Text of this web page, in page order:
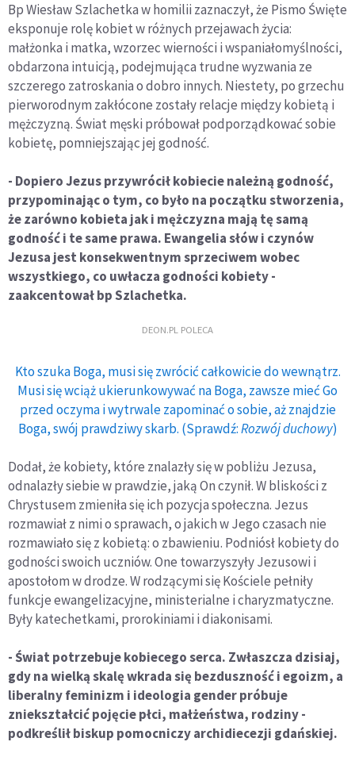
Bp Wiesław Szlachetka w homilii zaznaczył, że Pismo Święte
eksponuje rolę kobiet w różnych przejawach życia:
małżonka i matka, wzorzec wierności i wspaniałomyślności,
obdarzona intuicją, podejmująca trudne wyzwania ze
szczerego zatroskania o dobro innych. Niestety, po grzechu
pierworodnym zakłócone zostały relacje między kobietą i
mężczyzną. Świat męski próbował podporządkować sobie
kobietę, pomniejszając jej godność.
- Dopiero Jezus przywrócił kobiecie należną godność,
przypominając o tym, co było na początku stworzenia,
że zarówno kobieta jak i mężczyzna mają tę samą
godność i te same prawa. Ewangelia słów i czynów
Jezusa jest konsekwentnym sprzeciwem wobec
wszystkiego, co uwłacza godności kobiety -
zaakcentował bp Szlachetka.
DEON.PL POLECA
Kto szuka Boga, musi się zwrócić całkowicie do wewnątrz.
Musi się wciąż ukierunkowywać na Boga, zawsze mieć Go
przed oczyma i wytrwale zapominać o sobie, aż znajdzie
Boga, swój prawdziwy skarb. (Sprawdź:Rozwój duchowy)
Dodał, że kobiety, które znalazły się w pobliżu Jezusa,
odnalazły siebie w prawdzie, jaką On czynił. W bliskości z
Chrystusem zmieniła się ich pozycja społeczna. Jezus
rozmawiał z nimi o sprawach, o jakich w Jego czasach nie
rozmawiało się z kobietą: o zbawieniu. Podniósł kobiety do
godności swoich uczniów. One towarzyszyły Jezusowi i
apostołom w drodze. W rodzącymi się Kościele pełniły
funkcje ewangelizacyjne, ministerialne i charyzmatyczne.
Były katechetkami, prorokiniami i diakonisami.
- Świat potrzebuje kobiecego serca. Zwłaszcza dzisiaj,
gdy na wielką skalę wkrada się bezduszność i egoizm, a
liberalny feminizm i ideologia gender próbuje
zniekształcić pojęcie płci, małżeństwa, rodziny -
podkreślił biskup pomocniczy archidiecezji gdańskiej.